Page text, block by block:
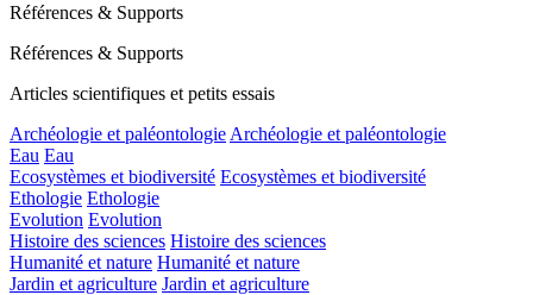
Références & Supports
Références & Supports
Articles scientifiques et petits essais
Archéologie et paléontologie Archéologie et paléontologie
Eau Eau
Ecosystèmes et biodiversité Ecosystèmes et biodiversité
Ethologie Ethologie
Evolution Evolution
Histoire des sciences Histoire des sciences
Humanité et nature Humanité et nature
Jardin et agriculture Jardin et agriculture